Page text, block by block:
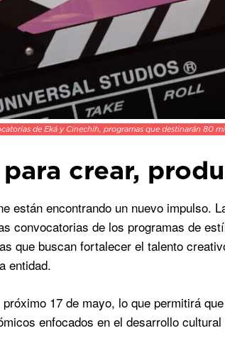
de Eká y Cinechih, programas que destinarán 80
crear,
están encontrando un nuevo impulso.
convocatorias de los programas de
que buscan fortalecer el talento
entidad.
17 de mayo, lo que permitirá
enfocados en el desarrollo